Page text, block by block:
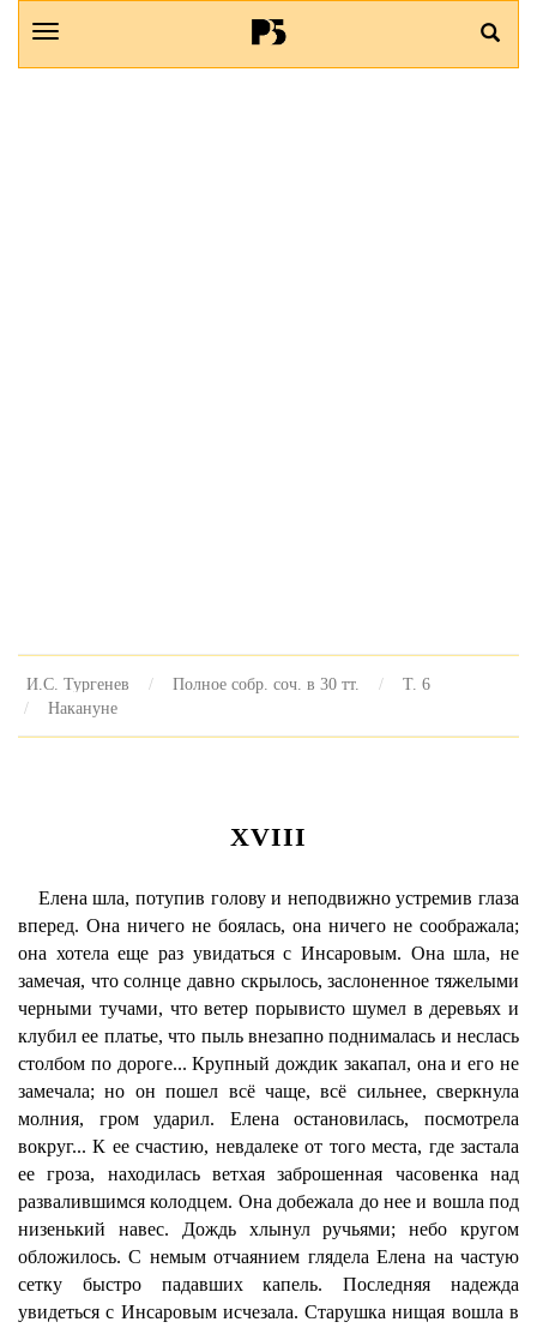
И.С. Тургенев Полное собр. соч. в 30 тт.
Т. 6
Накануне
XVIII
Елена шла, потупив голову и неподвижно устремив глаза
вперед. Она ничего не боялась, она ничего не соображала;
она хотела еще раз увидаться с Инсаровым. Она шла, не
замечая, что солнце давно скрылось, заслоненное тяжелыми
черными тучами, что ветер порывисто шумел в деревьях и
клубил ее платье, что пыль внезапно поднималась и неслась
столбом по дороге... Крупный дождик закапал, она и его не
замечала; но он пошел всё чаще, всё сильнее, сверкнула
молния, гром ударил. Елена остановилась, посмотрела
вокруг... К ее счастию, невдалеке от того места, где застала
ее гроза, находилась ветхая заброшенная часовенка над
развалившимся колодцем. Она добежала до нее и вошла под
низенький навес. Дождь хлынул ручьями; небо кругом
обложилось. С немым отчаянием глядела Елена на частую
сетку быстро падавших капель. Последняя надежда
увидеться с Инсаровым исчезала. Старушка нищая вошла в